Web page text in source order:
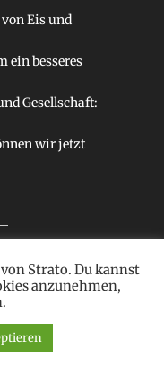
Eis und
ein besseres
Gesellschaft:
wir jetzt
vorbehalten.
Strato. Du kannst
anzunehmen,